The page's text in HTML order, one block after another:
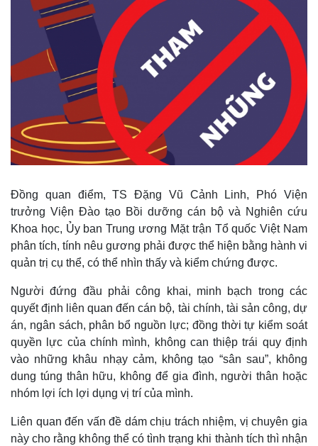
Quan sát
Cuộc sống đó đây
Hồ sơ
Video
Ảnh
E-Magazine
Infographic
Đồng quan điểm, TS Đặng Vũ Cảnh Linh, Phó Viện
trưởng Viện Đào tạo Bồi dưỡng cán bộ và Nghiên cứu
Khoa học, Ủy ban Trung ương Mặt trận Tổ quốc Việt Nam
phân tích, tính nêu gương phải được thể hiện bằng hành vi
quản trị cụ thể, có thể nhìn thấy và kiểm chứng được.
Người đứng đầu phải công khai, minh bạch trong các
quyết định liên quan đến cán bộ, tài chính, tài sản công, dự
án, ngân sách, phân bổ nguồn lực; đồng thời tự kiểm soát
quyền lực của chính mình, không can thiệp trái quy định
vào những khâu nhạy cảm, không tạo “sân sau”, không
dung túng thân hữu, không để gia đình, người thân hoặc
nhóm lợi ích lợi dụng vị trí của mình.
Liên quan đến vấn đề dám chịu trách nhiệm, vị chuyên gia
này cho rằng không thể có tình trạng khi thành tích thì nhận